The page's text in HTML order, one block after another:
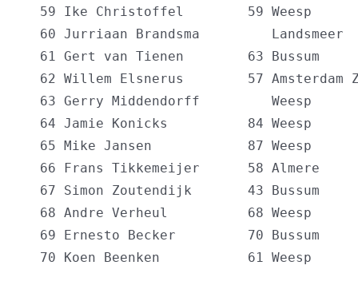
59 Ike Christoffel        59 Weesp
60 Jurriaan Brandsma         Landsmeer
61 Gert van Tienen        63 Bussum
62 Willem Elsnerus        57 Amsterdam
63 Gerry Middendorff         Weesp
64 Jamie Konicks          84 Weesp
65 Mike Jansen            87 Weesp
66 Frans Tikkemeijer      58 Almere
67 Simon Zoutendijk       43 Bussum
68 Andre Verheul          68 Weesp
69 Ernesto Becker         70 Bussum
70 Koen Beenken           61 Weesp